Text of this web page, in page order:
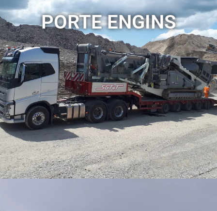
PORTE ENGINS
Nos porte-engins assurent un transport sécurisé et
efficace de charges jusqu'à 42 tonnes, facilitant ainsi le
déplacement de vos équipements lourds sur les sites de
construction.